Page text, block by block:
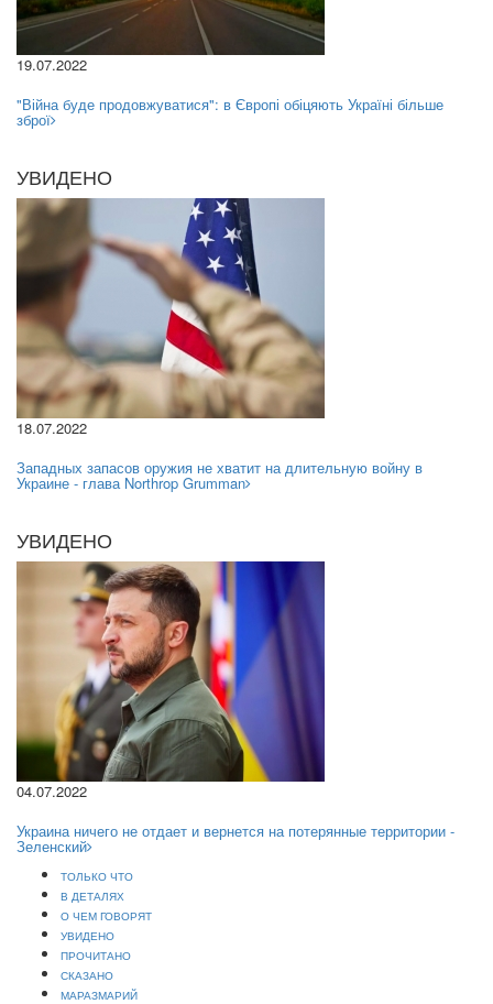
19.07.2022
"Війна буде продовжуватися": в Європі обіцяють Україні більше
зброї
УВИДЕНО
18.07.2022
Западных запасов оружия не хватит на длительную войну в
Украине - глава Northrop Grumman
УВИДЕНО
04.07.2022
Украина ничего не отдает и вернется на потерянные территории -
Зеленский
ТОЛЬКО ЧТО
В ДЕТАЛЯХ
О ЧЕМ ГОВОРЯТ
УВИДЕНО
ПРОЧИТАНО
СКАЗАНО
МАРАЗМАРИЙ